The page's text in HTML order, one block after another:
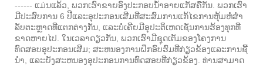
------ ແມ່ນແລ້ວ, ພວກເຮົາຂາຍອົງປະກອບນ້ໍາອາຍແກັສຄືກັນ. ພວກເຮົາ
ມີປະສົບການ 6 ປີແລະອຸປະກອນເສີມທີ່ສະສົມການແກ້ໄຂການຫຸ້ມຫໍ່ສໍາ
ລັບຕະຫຼາດທີ່ແຕກຕ່າງກັນ, ແລະບໍ່ເຄີຍມີອຸປະຕິເຫດເຊັ່ນການຮ້ອງທຸກທີ່
ຂາດຫາຍໄປ. ໃນເວລາດຽວກັນ, ພວກເຮົາມີຊຸດເຕັມຂອງໂຄງການ
ທົດສອບອຸປະກອນເສີມ; ສະຫນອງການຝຶກອົບຮົມທີ່ກ່ຽວຂ້ອງແລະການຊີ້
ນໍາ, ແລະຍັງສະຫນອງອຸປະກອນການທົດສອບທີ່ກ່ຽວຂ້ອງ. ທ່ານສາມາດ